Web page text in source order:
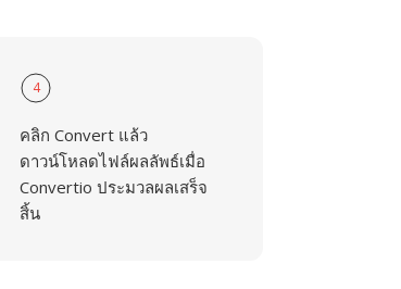
4
คลิก Convert แล้ว
ดาวน์โหลดไฟล์ผลลัพธ์เมื่อ
Convertio ประมวลผลเสร็จ
สิ้น